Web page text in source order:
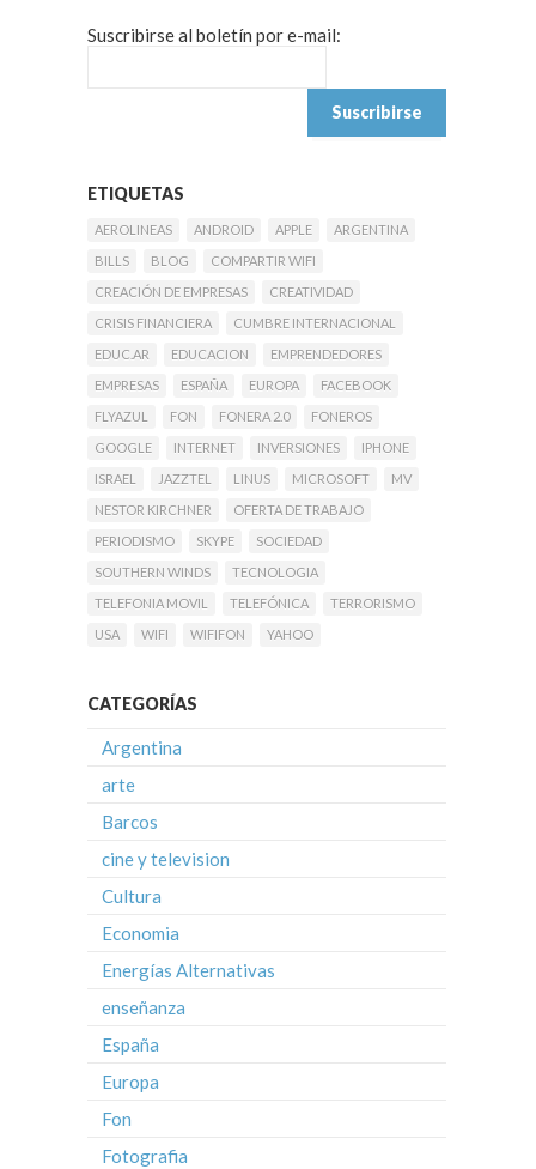
Suscribirse al boletín por e-mail:
ETIQUETAS
AEROLINEAS ANDROID APPLE
ARGENTINA
BILLS
BLOG
COMPARTIR WIFI
CREACIÓN DE EMPRESAS
CREATIVIDAD
CRISIS FINANCIERA
CUMBRE INTERNACIONAL
EDUC.AR
EDUCACION
EMPRENDEDORES
EMPRESAS
ESPAÑA EUROPA
FACEBOOK
FLYAZUL
FON FONERA 2.0
FONEROS
GOOGLE
INTERNET INVERSIONES
IPHONE
ISRAEL
JAZZTEL LINUS MICROSOFT
MV
NESTOR KIRCHNER
OFERTA DE TRABAJO
PERIODISMO
SKYPE
SOCIEDAD
SOUTHERN WINDS
TECNOLOGIA
TELEFONIA MOVIL
TELEFÓNICA
TERRORISMO
USA
WIFI WIFIFON YAHOO
CATEGORÍAS
Argentina
arte
Barcos
cine y television
Cultura
Economia
Energías Alternativas
enseñanza
España
Europa
Fon
Fotografia